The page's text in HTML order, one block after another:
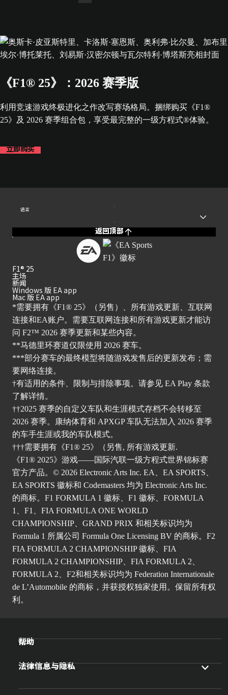
《F1® 25》：2026 赛季版
利用竞速游戏终极进化之作改写赛场格局。捆绑购买《F1®
25》及 2026 赛季组合包，享受最完整的一级方程式®体验。
立即购买
语言
返回顶部
F1® 25
主场
新闻
Windows 版 EA app
Mac 版 EA app
*需要拥有《F1® 25》（另售）、所有游戏更新、互联网
连接和EA账户。需要互联网连接和所有游戏更新才能访
问 F2™ 2026 赛季更新和某些内容。
**马德里环赛道仅限使用 2026 赛车。
***部分赛车的最终模型将随游戏发售后的更新发布；需
要网络连接。
†有适用的条件、限制与排除事项。请参见 EA Play 条款
了解详情。
††2025 赛季的自定义车队和生涯模式存档不会转移至
2026 赛季。康纳体育和 APXGP 车队无法加入 2026 赛季
的车手生涯或我的车队模式。
†††需要拥有《F1® 25》（另售, 所有游戏更新.
《F1® 2025》游戏——国际汽联一级方程式世界锦标赛
官方产品。© 2026 Electronic Arts Inc. EA、EA SPORTS、
EA SPORTS 徽标和 Codemasters 均为 Electronic Arts Inc.
的商标。F1 FORMULA 1 徽标、F1 徽标、FORMULA
1、F1、FIA FORMULA ONE WORLD
CHAMPIONSHIP、GRAND PRIX 和相关标识均为
Formula 1 所属公司 Formula One Licensing BV 的商标。F2
FIA FORMULA 2 CHAMPIONSHIP 徽标、FIA
FORMULA 2 CHAMPIONSHIP、FIA FORMULA 2、
FORMULA 2、F2和相关标识均为 Federation Internationale
de L’Automobile 的商标，并获授权独家使用。保留所有权
利。
帮助
法律信息与隐私